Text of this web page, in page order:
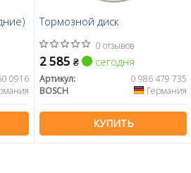
0916
Тормозной диск
0 отзывов
2 585 ₴ сегодня
Артикул:
0 986 479 735
BOSCH
Германия
КУПИТЬ